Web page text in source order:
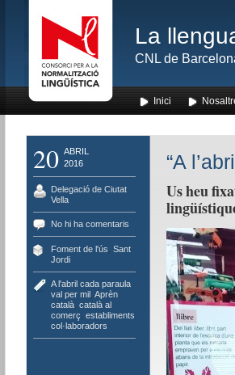
La
CNL de
Inici
20 ABRIL
2016
Delegació de Ciutat
Vella
No hi ha comentaris
Foment de l'ús Sant
Jordi
A l'abril cada paraula
val per mil, Aprèn
català, català al
comerç establiments
col·laboradors
“A
Us heu